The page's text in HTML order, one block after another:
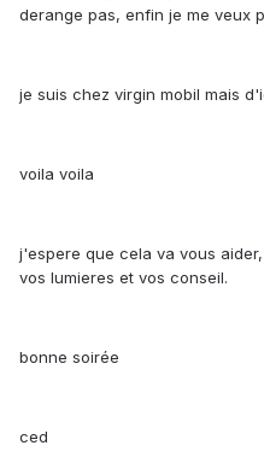
derange pas, enfin je me veux
je suis chez virgin mobil mais
voila voila
j'espere que cela va vous
vos lumieres et vos conseil.
bonne soirée
ced